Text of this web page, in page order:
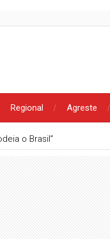
Regional Agreste
o Brasil”